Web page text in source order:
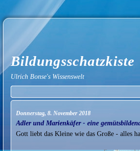
Bildungsschatzkiste
Ulrich Bonse's Wissenswelt
Donnerstag, 8. November 2018
Adler und Marienkäfer - eine
Gott liebt das Kleine wie das Große - alles